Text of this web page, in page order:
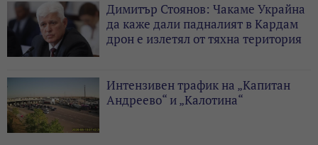
Димитър Стоянов: Чакаме Украйна
да каже дали падналият в Кардам
дрон е излетял от тяхна територия
Интензивен трафик на „Капитан
Андреево“ и „Калотина“